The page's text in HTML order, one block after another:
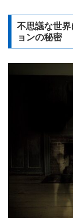
不思議な世
ョンの秘密